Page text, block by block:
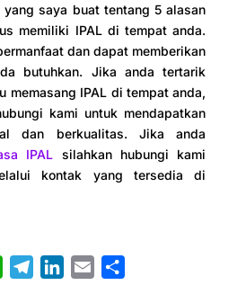
yang saya buat tentang 5 alasan
memiliki IPAL di tempat anda.
dan dapat memberikan
butuhkan. Jika anda tertarik
memasang IPAL di tempat anda,
kami untuk mendapatkan
dan berkualitas. Jika anda
IPAL silahkan hubungi kami
kontak yang tersedia di
W